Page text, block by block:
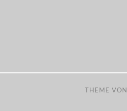
THEME VON